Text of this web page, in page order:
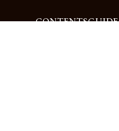
CONTENTSGUIDE